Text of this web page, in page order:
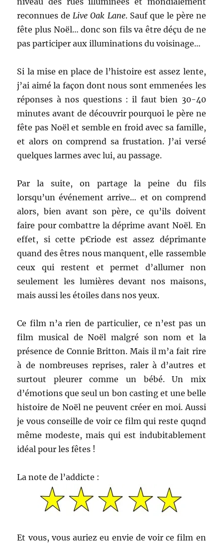
reconnues deLive Oak Lane. Sauf que le père ne
fête plus Noël… donc son fils va être déçu de ne
pas participer aux illuminations du voisinage…
Si la mise en place de l’histoire est assez lente,
j’ai aimé la façon dont nous sont emmenées les
réponses à nos questions : il faut bien 30-40
minutes avant de découvrir pourquoi le père ne
fête pas Noël et semble en froid avec sa famille,
et alors on comprend sa frustation. J’ai versé
quelques larmes avec lui, au passage.
Par la suite, on partage la peine du fils
lorsqu’un événement arrive… et on comprend
alors, bien avant son père, ce qu’ils doivent
faire pour combattre la déprime avant Noël. En
effet, si cette p€riode est assez déprimante
quand des êtres nous manquent, elle rassemble
ceux qui restent et permet d’allumer non
seulement les lumières devant nos maisons,
mais aussi les étoiles dans nos yeux.
Ce film n’a rien de particulier, ce n’est pas un
film musical de Noël malgré son nom et la
présence de Connie Britton. Mais il m’a fait rire
à de nombreuses reprises, raler à d’autres et
surtout pleurer comme un bébé. Un mix
d’émotions que seul un bon casting et une belle
histoire de Noël ne peuvent créer en moi. Aussi
je vous conseille de voir ce film qui reste quqnd
même modeste, mais qui est indubitablement
idéal pour les fêtes !
La note de l’addicte :
Et vous, vous auriez eu envie de voir ce film en